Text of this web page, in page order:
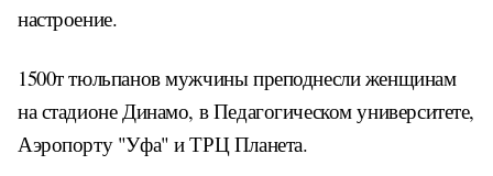
настроение.
1500т тюльпанов мужчины преподнесли женщинам
на стадионе Динамо, в Педагогическом университете,
Аэропорту "Уфа" и ТРЦ Планета.